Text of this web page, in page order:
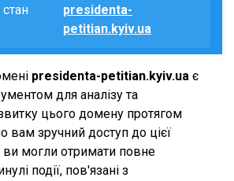
presidenta-
petitian.kyiv.ua
presidenta-petitian.kyiv.ua є
для аналізу та
цього домену протягом
вам зручний доступ до цієї
ви могли отримати повне
події, пов'язані з